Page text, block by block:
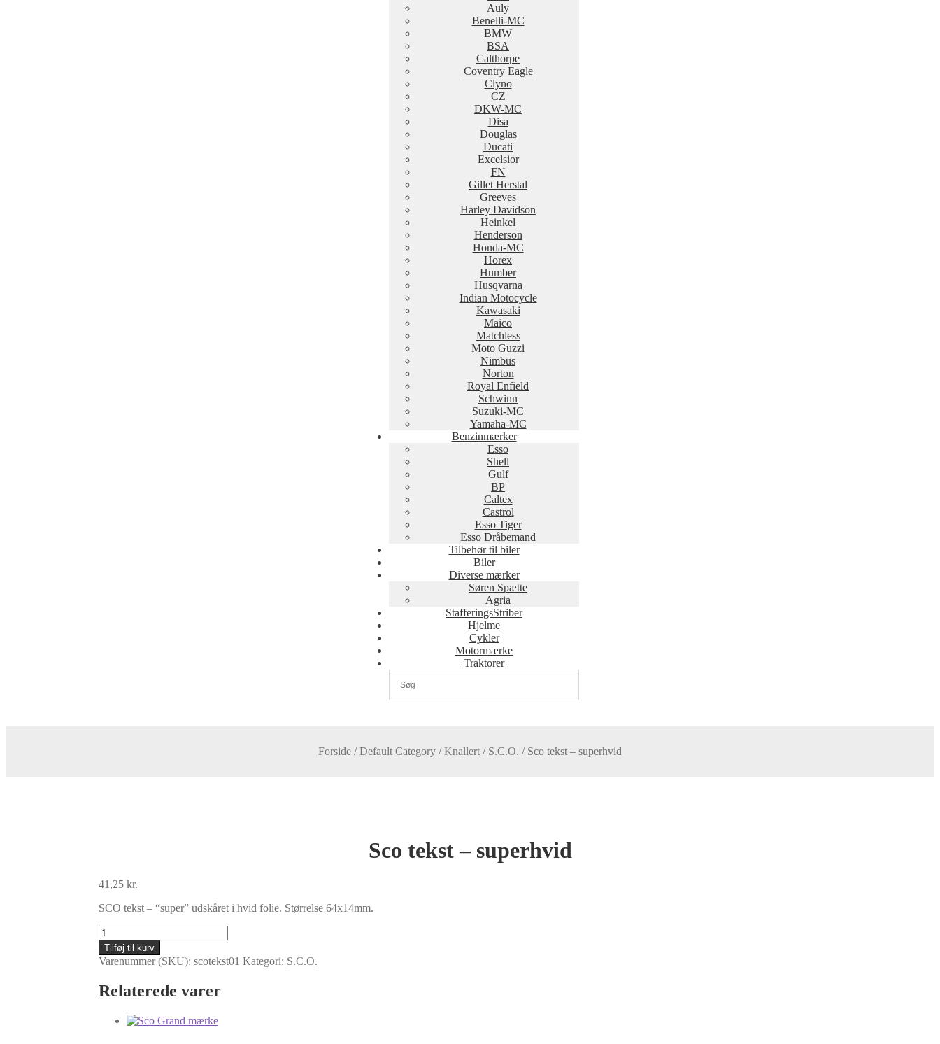
Auly
Benelli-MC
BMW
BSA
Calthorpe
Coventry Eagle
Clyno
CZ
DKW-MC
Disa
Douglas
Ducati
Excelsior
FN
Gillet Herstal
Greeves
Harley Davidson
Heinkel
Henderson
Honda-MC
Horex
Humber
Husqvarna
Indian Motocycle
Kawasaki
Maico
Matchless
Moto Guzzi
Nimbus
Norton
Royal Enfield
Schwinn
Suzuki-MC
Yamaha-MC
Benzinmærker
Esso
Shell
Gulf
BP
Caltex
Castrol
Esso Tiger
Esso Dråbemand
Tilbehør til biler
Biler
Diverse mærker
Søren Spætte
Agria
StafferingsStriber
Hjelme
Cykler
Motormærke
Traktorer
Forside /Default Category /Knallert / S.C.O. / Sco tekst – superhvid
Sco tekst – superhvid
41,25 kr.
SCO tekst – “super” udskåret i hvid folie. Størrelse 64x14mm.
Sco
tekst
-
superhvid
antal
Tilføj til kurv
Varenummer (SKU): scotekst01 Kategori: S.C.O.
Relaterede varer